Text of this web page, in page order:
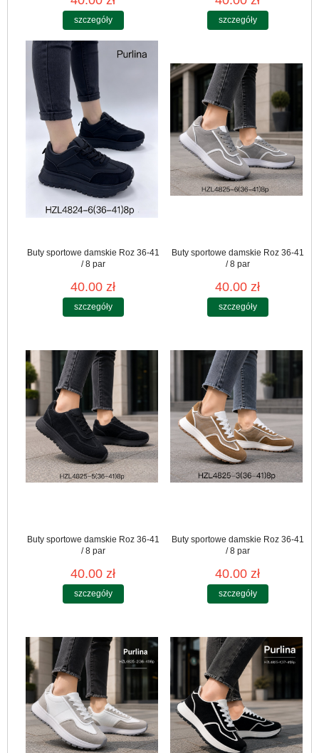
szczegóły szczegóły
Buty sportowe damskie Roz 36-41
/ 8 par
40.00 zł
szczegóły
Buty sportowe damskie Roz 36-41
/ 8 par
40.00 zł
szczegóły
Buty sportowe damskie Roz 36-41
/ 8 par
40.00 zł
szczegóły
Buty sportowe damskie Roz 36-41
/ 8 par
40.00 zł
szczegóły